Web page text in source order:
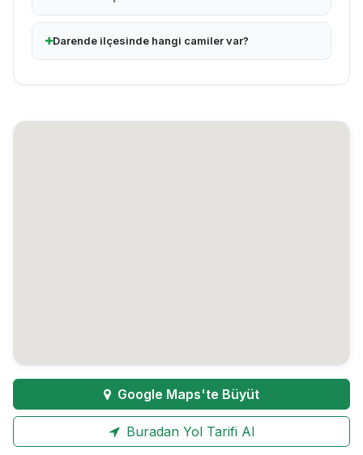
Darende ilçesinde hangi camiler var?
Google Maps'te Büyüt
Buradan Yol Tarifi Al